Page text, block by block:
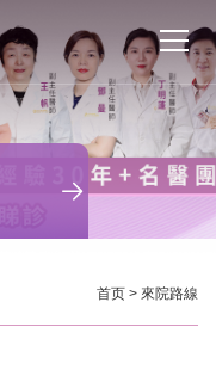
首页 > 來院路線